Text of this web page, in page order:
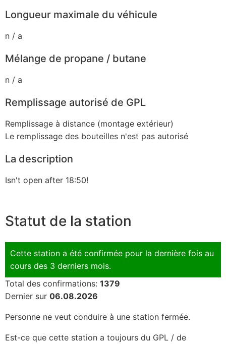
Longueur maximale du véhicule
n / a
Mélange de propane / butane
n / a
Remplissage autorisé de GPL
Remplissage à distance (montage extérieur)
Le remplissage des bouteilles n'est pas autorisé
La description
Isn't open after 18:50!
Statut de la station
Cette station a été confirmée pour la dernière fois au
cours des 3 derniers mois.
Total des confirmations: 1379
Dernier sur 06.08.2026
Personne ne veut conduire à une station fermée.
Est-ce que cette station a toujours du GPL / de